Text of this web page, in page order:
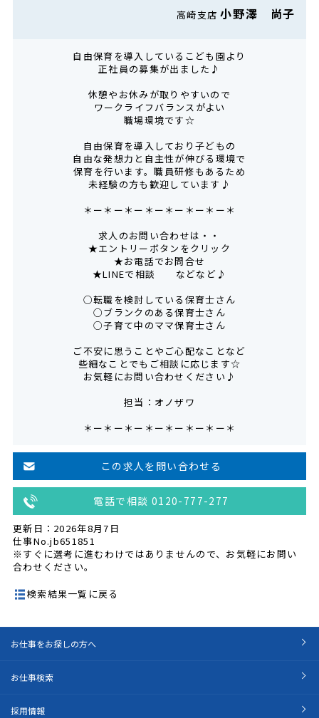
高崎支店小野澤 尚子
自由保育を導入しているこども園より
正社員の募集が出ました♪
休憩やお休みが取りやすいので
ワークライフバランスがよい
職場環境です☆
自由保育を導入しており子どもの
自由な発想力と自主性が伸びる環境で
保育を行います。職員研修もあるため
未経験の方も歓迎しています♪
＊ー＊ー＊ー＊ー＊ー＊ー＊ー＊
求人のお問い合わせは・・
★エントリーボタンをクリック
★お電話でお問合せ
★LINEで相談 などなど♪
○転職を検討している保育士さん
○ブランクのある保育士さん
○子育て中のママ保育士さん
ご不安に思うことやご心配なことなど
些細なことでもご相談に応じます☆
お気軽にお問い合わせください♪
担当：オノザワ
＊ー＊ー＊ー＊ー＊ー＊ー＊ー＊
この求人を問い合わせる
電話で相談 0120-777-277
更新日：2026年8月7日
仕事No.jb651851
※すぐに選考に進むわけではありませんので、お気軽にお問い
合わせください。
検索結果一覧に戻る
お仕事をお探しの方へ
お仕事検索
採用情報